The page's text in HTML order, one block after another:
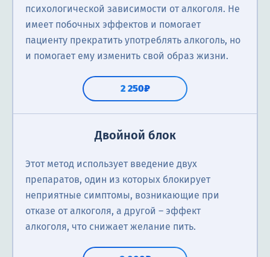
психологической зависимости от алкоголя. Не
имеет побочных эффектов и помогает
пациенту прекратить употреблять алкоголь, но
и помогает ему изменить свой образ жизни.
2 250₽
Двойной блок
Этот метод использует введение двух
препаратов, один из которых блокирует
неприятные симптомы, возникающие при
отказе от алкоголя, а другой – эффект
алкоголя, что снижает желание пить.